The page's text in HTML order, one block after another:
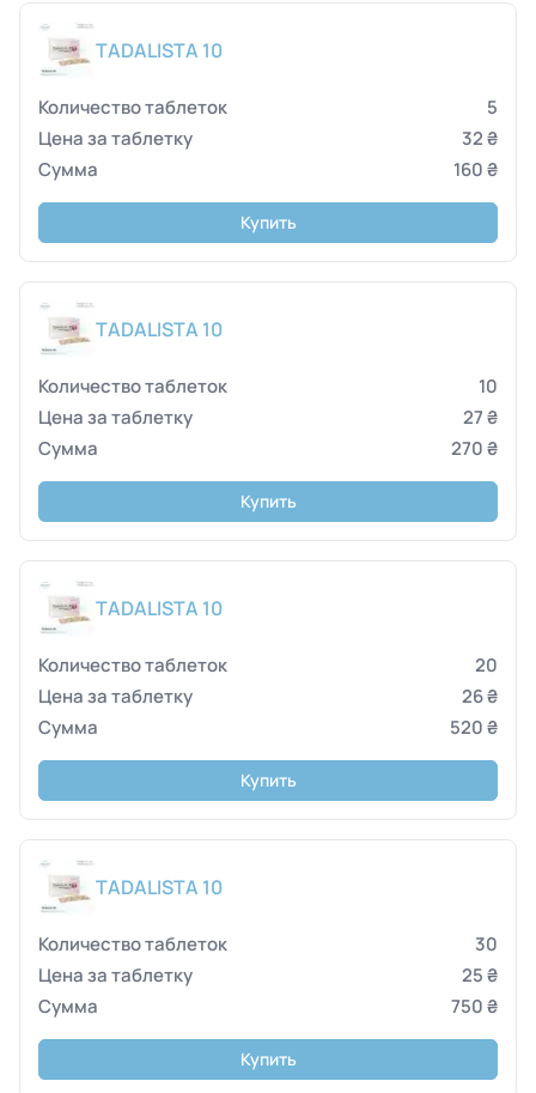
TADALISTA 10
5
32 ₴
160 ₴
Купить
TADALISTA 10
10
27 ₴
270 ₴
Купить
TADALISTA 10
20
26 ₴
520 ₴
Купить
TADALISTA 10
30
25 ₴
750 ₴
Купить